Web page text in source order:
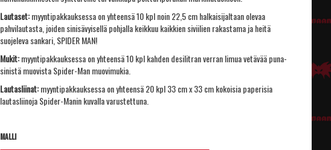
Lautaset:myyntipakkauksessa on yhteensä 10 kpl noin 22,5 cm halkaisijaltaan olevaa
pahvilautasta, joiden sinisävyisellä pohjalla keikkuu kaikkien siviilien rakastama ja heitä
suojeleva sankari, SPIDER MAN!
Mukit:myyntipakkauksessa on yhteensä 10 kpl kahden desilitran verran limua vetävää puna-
sinistä muovista Spider-Man muovimukia.
Lautasliinat:myyntipakkauksessa on yhteensä 20 kpl 33 cm x 33 cm kokoisia paperisia
lautasliinoja Spider-Manin kuvalla varustettuna.
Malli